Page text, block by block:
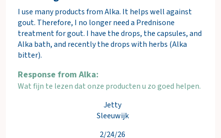
Jetty
Sleeuwijk
2/24/26
I use many products from Alka. It helps well against
gout. Therefore, I no longer need a Prednisone
treatment for gout. I have the drops, the capsules, and
Alka bath, and recently the drops with herbs (Alka
bitter).
Response from Alka:
Wat fijn te lezen dat onze producten u zo goed helpen.